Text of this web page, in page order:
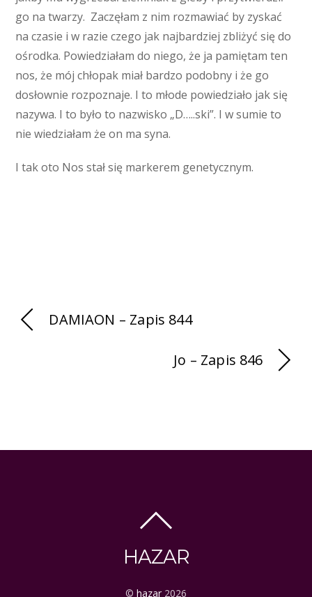
go na twarzy. Zaczęłam z nim rozmawiać by zyskać
na czasie i w razie czego jak najbardziej zbliżyć się do
ośrodka. Powiedziałam do niego, że ja pamiętam ten
nos, że mój chłopak miał bardzo podobny i że go
dosłownie rozpoznaje. I to młode powiedziało jak się
nazywa. I to było to nazwisko „D…..ski”. I w sumie to
nie wiedziałam że on ma syna.
I tak oto Nos stał się markerem genetycznym.
DAMIAON – Zapis 844
Jo – Zapis 846
HAZAR
© hazar 2026